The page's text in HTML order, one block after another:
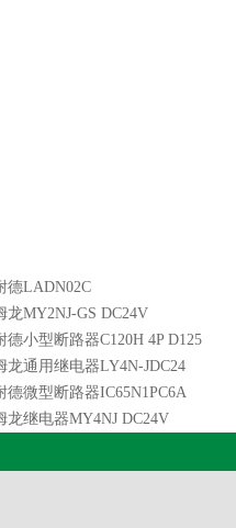
德LADN02C
龙MY2NJ-GS DC24V
德小型断路器C120H 4P D125A
龙通用继电器LY4N-JDC24
德微型断路器IC65N1PC6A
龙继电器MY4NJ DC24V